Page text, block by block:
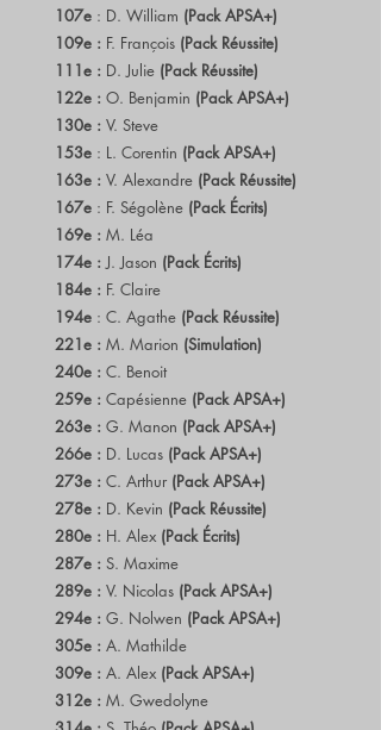
107e : D. William (Pack APSA+)
109e : F. François (Pack Réussite)
111e : D. Julie (Pack Réussite)
122e : O. Benjamin (Pack APSA+)
130e : V. Steve
153e : L. Corentin (Pack APSA+)
163e : V. Alexandre (Pack Réussite)
167e : F. Ségolène (Pack Écrits)
169e : M. Léa
174e :J. Jason (Pack Écrits)
184e : F. Claire
194e : C. Agathe (Pack Réussite)
221e : M. Marion (Simulation)
240e : C. Benoit
259e : Capésienne (Pack APSA+)
263e : G. Manon (Pack APSA+)
266e : D. Lucas (Pack APSA+)
273e : C. Arthur (Pack APSA+)
278e : D. Kevin (Pack Réussite)
280e : H. Alex (Pack Écrits)
287e : S. Maxime
289e : V. Nicolas (Pack APSA+)
294e : G. Nolwen (Pack APSA+)
305e : A. Mathilde
309e : A. Alex (Pack APSA+)
312e : M. Gwedolyne